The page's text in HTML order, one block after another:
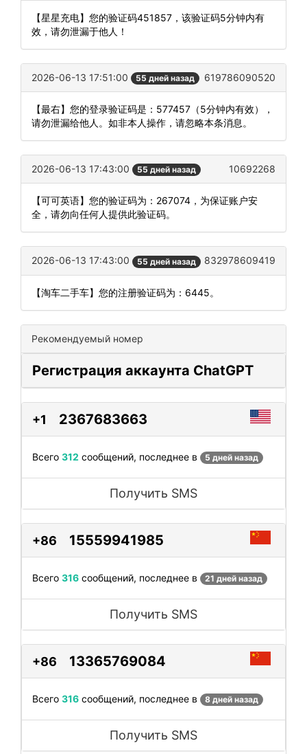
【星星充电】您的验证码451857，该验证码5分钟内有
效，请勿泄漏于他人！
2026-06-13 17:51:00 55 дней назад 619786090520
【最右】您的登录验证码是：577457（5分钟内有效），
请勿泄漏给他人。如非本人操作，请忽略本条消息。
2026-06-13 17:43:00 55 дней назад 10692268
【可可英语】您的验证码为：267074，为保证账户安
全，请勿向任何人提供此验证码。
2026-06-13 17:43:00 55 дней назад 832978609419
【淘车二手车】您的注册验证码为：6445。
Рекомендуемый номер
Регистрация аккаунта ChatGPT
+1 2367683663
Всего 312 сообщений, последнее в 5 дней назад
Получить SMS
+86 15559941985
Всего 316 сообщений, последнее в 21 дней назад
Получить SMS
+86 13365769084
Всего 316 сообщений, последнее в 8 дней назад
Получить SMS